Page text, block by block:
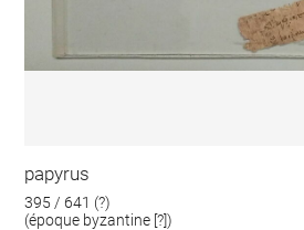
papyrus
395 / 641 (?)
(époque byzantine [?])